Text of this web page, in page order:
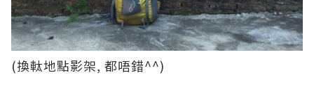
(換軚地點影架, 都唔錯^^)